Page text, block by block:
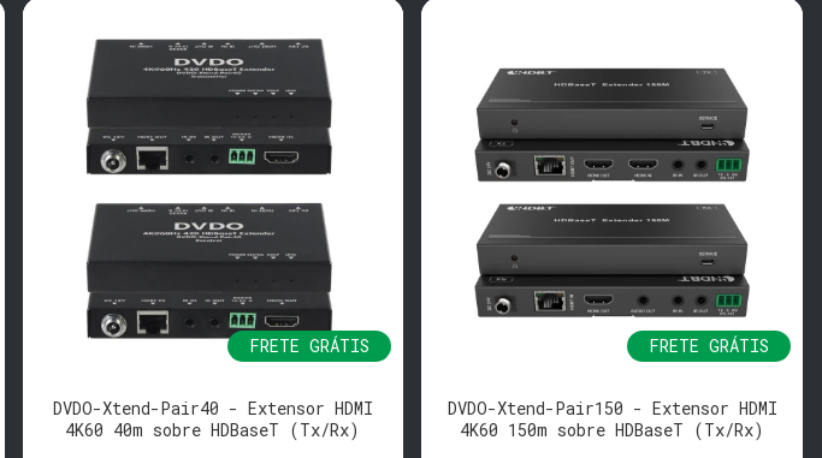
FRETE GRÁTIS
DVDO-Xtend-Pair40 - Extensor HDMI
4K60 40m sobre HDBaseT (Tx/Rx)
FRETE GRÁTIS
DVDO-Xtend-Pair150 - Extensor HDMI
4K60 150m sobre HDBaseT (Tx/Rx)